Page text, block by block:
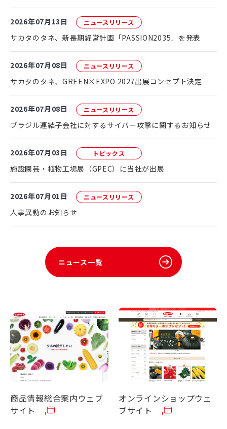
2026年07月13日 ニュースリリース
サカタのタネ、新長期経営計画「PASSION2035」を発表
2026年07月08日 ニュースリリース
サカタのタネ、GREEN×EXPO 2027出展コンセプト決定
2026年07月08日 ニュースリリース
ブラジル連結子会社に対するサイバー攻撃に関するお知らせ
2026年07月03日 トピックス
施設園芸・植物工場展（GPEC）に当社が出展
2026年07月01日 ニュースリリース
人事異動のお知らせ
ニュース一覧
商品情報総合案内ウェブ
サイト
オンラインショップウェ
ブサイト